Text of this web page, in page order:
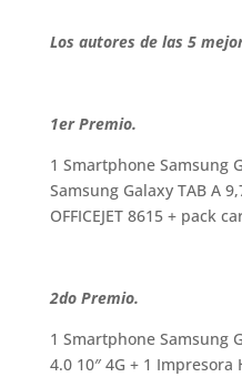
Los autores de las 5
1er Premio.
1 Smartphone Samsung
Samsung Galaxy TAB A
OFFICEJET 8615 + pack
2do Premio.
1 Smartphone Samsung
4.0 10″ 4G + 1 Impresora